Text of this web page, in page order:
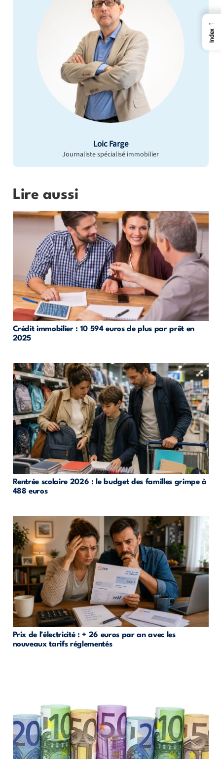
Loic Farge
Journaliste spécialisé immobilier
Lire aussi
Crédit immobilier : 10 594 euros de plus par prêt en
2025
Rentrée scolaire 2026 : le budget des familles grimpe à
488 euros
Prix de l’électricité : + 26 euros par an avec les
nouveaux tarifs réglementés
←
Index